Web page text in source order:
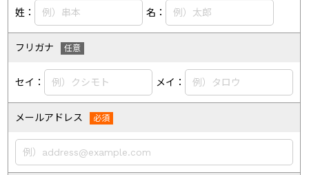
姓： 名：
フリガナ
セイ： メイ：
メールアドレス